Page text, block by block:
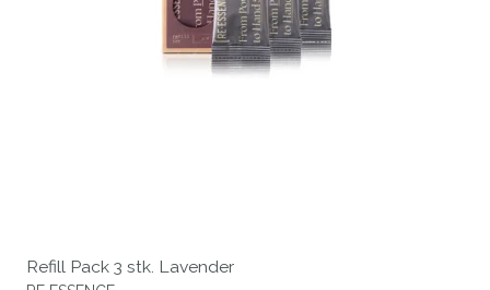
Refill Pack 3 stk. Lavender